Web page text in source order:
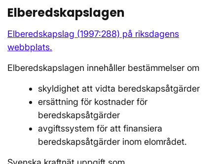
Elberedskapslagen
Elberedskapslag (1997:288) på riksdagens
webbplats.
Elberedskapslagen innehåller bestämmelser om
skyldighet att vidta beredskapsåtgärder
ersättning för kostnader för
beredskapsåtgärder
avgiftssystem för att finansiera
beredskapsåtgärder inom elområdet.